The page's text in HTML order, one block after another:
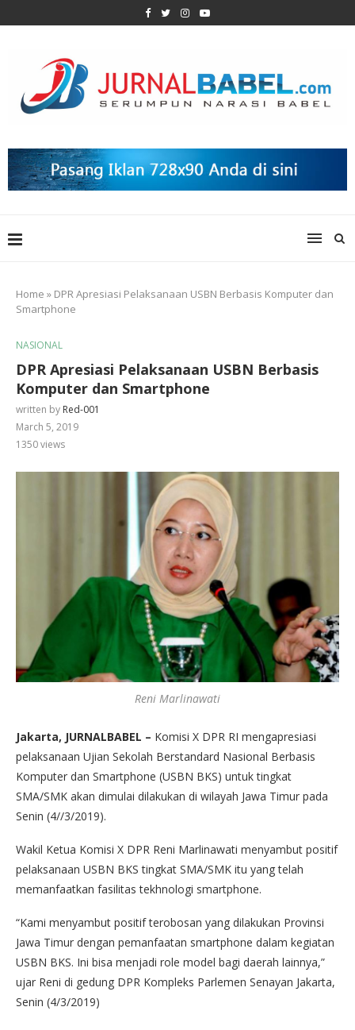
Home » DPR Apresiasi Pelaksanaan USBN Berbasis Komputer dan
Smartphone
NASIONAL
DPR Apresiasi Pelaksanaan USBN Berbasis
Komputer dan Smartphone
written by Red-001
March 5, 2019
1350views
Reni Marlinawati
Jakarta, JURNALBABEL – Komisi X DPR RI mengapresiasi
pelaksanaan Ujian Sekolah Berstandard Nasional Berbasis
Komputer dan Smartphone (USBN BKS) untuk tingkat
SMA/SMK akan dimulai dilakukan di wilayah Jawa Timur pada
Senin (4//3/2019).
Wakil Ketua Komisi X DPR Reni Marlinawati menyambut positif
pelaksanaan USBN BKS tingkat SMA/SMK itu yang telah
memanfaatkan fasilitas tekhnologi smartphone.
“Kami menyambut positif terobosan yang dilakukan Provinsi
Jawa Timur dengan pemanfaatan smartphone dalam kegiatan
USBN BKS. Ini bisa menjadi role model bagi daerah lainnya,”
ujar Reni di gedung DPR Kompleks Parlemen Senayan Jakarta,
Senin (4/3/2019)